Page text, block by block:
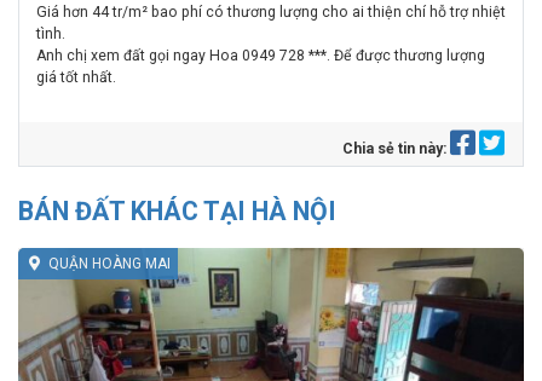
Giá hơn 44 tr/m² bao phí có thương lượng cho ai thiện chí hỗ trợ nhiệt
tình.
Anh chị xem đất gọi ngay Hoa 0949 728 ***. Để được thương lượng
giá tốt nhất.
Chia sẻ tin này:
BÁN ĐẤT KHÁC TẠI HÀ NỘI
QUẬN HOÀNG MAI